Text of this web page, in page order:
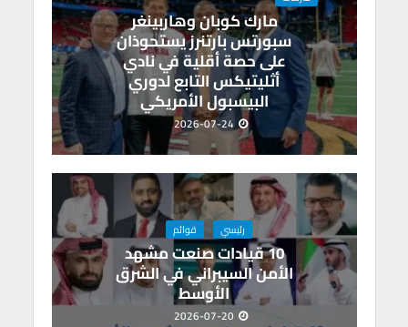
o
k
p
p
مارك كوبان وهاربينغر
سبورتس بارتنرز يستحوذان
على حصة أقلية في نادي
أثليتيكس التابع لدوري
البيسبول الأمريكي
2026-07-24
رئيسي قوائم
10 قيادات صنعت مشهد
الأمن السيبراني في الشرق
الأوسط
2026-07-20